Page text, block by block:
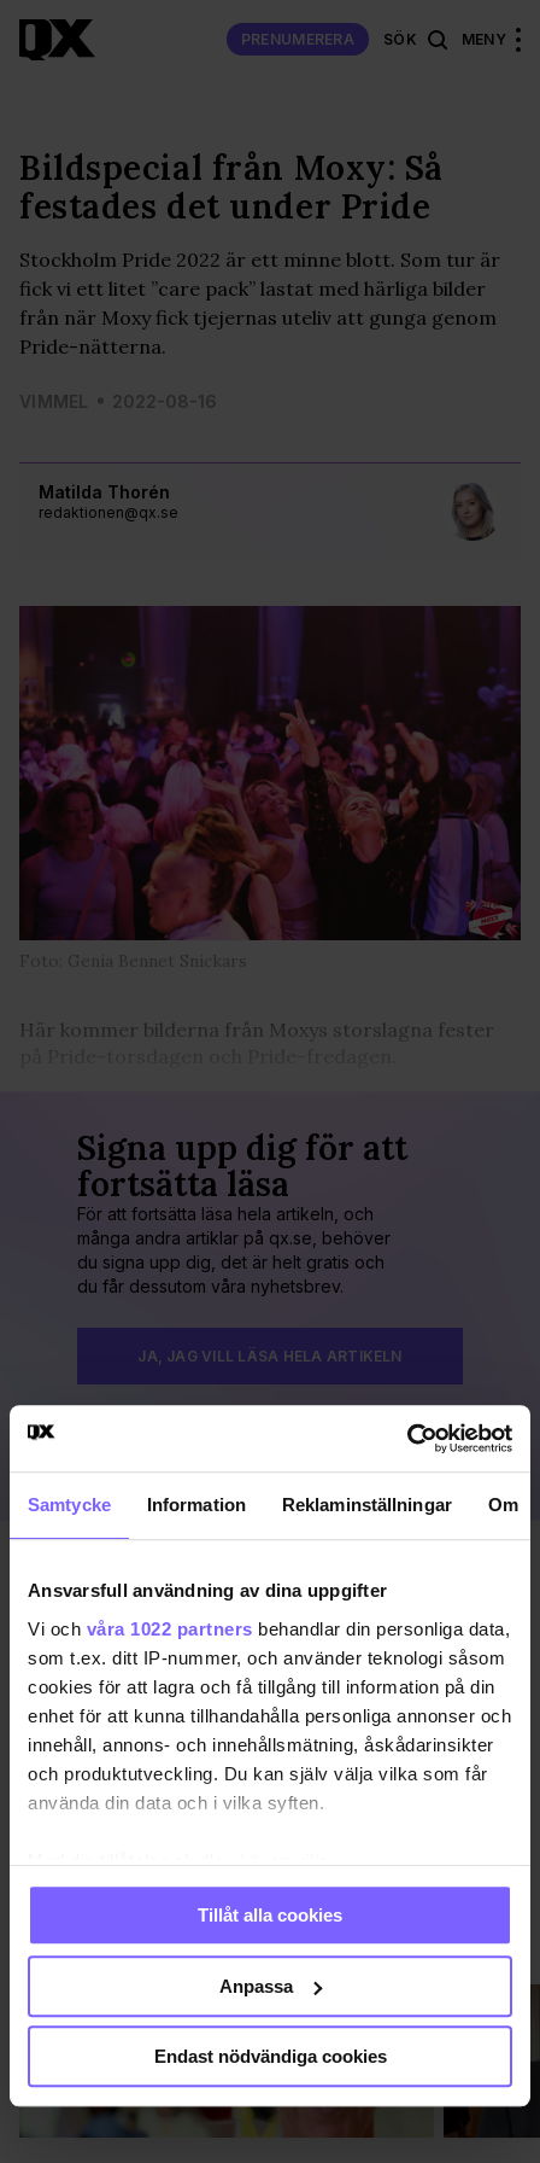
Samtycke Information Reklaminställningar Om
Ansvarsfull användning av dina uppgifter
Vi och våra 1022 partners behandlar din personliga data,
som t.ex. ditt IP-nummer, och använder teknologi såsom
cookies för att lagra och få tillgång till information på din
enhet för att kunna tillhandahålla personliga annonser och
innehåll, annons- och innehållsmätning, åskådarinsikter
och produktutveckling. Du kan själv välja vilka som får
använda din data och i vilka syften.
Med din tillåtelse skulle vi även vilja:
Samla in information om din geografiska plats
som kan ha en noggrannhet på upp till flera meter
Identifiera din enhet genom att aktivt skanna den
för specifika kännetecken (fingeravtryck)
Ta reda på mer om hur dina personliga uppgifter
Du kan ändra eller dra tillbaka ditt samtycke när som
helst från cookie-förklaringen.
Tillåt alla cookies
Anpassa
Endast nödvändiga cookies
PRENUMERERA SÖK MENY
Matilda Thorén
redaktionen@qx.se
Bildspecial från Moxy: Så
festades det under Pride
Stockholm Pride 2022 är ett minne blott. Som tur är
fick vi ett litet ”care pack” lastat med härliga bilder
från när Moxy fick tjejernas uteliv att gunga genom
Pride-nätterna.
VIMMEL 2022-08-16
Foto: Genia Bennet Snickars
Här kommer bilderna från Moxys storslagna fester
Signa upp dig för att
fortsätta läsa
För att fortsätta läsa hela artikeln, och
många andra artiklar på qx.se, behöver
du signa upp dig, det är helt gratis och
du får dessutom våra nyhetsbrev.
JA, JAG VILL LÄSA HELA ARTIKELN
STOCKHOLM PRIDE 2022
DELA DEN HÄR ARTIKELN